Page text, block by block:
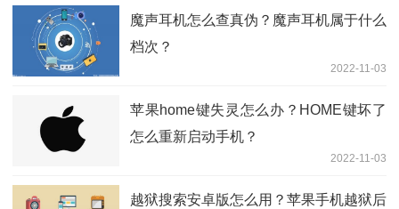
魔声耳机怎么查真伪？魔声耳机属于什么
档次？
2022-11-03
苹果home键失灵怎么办？HOME键坏了
怎么重新启动手机？
2022-11-03
越狱搜索安卓版怎么用？苹果手机越狱后